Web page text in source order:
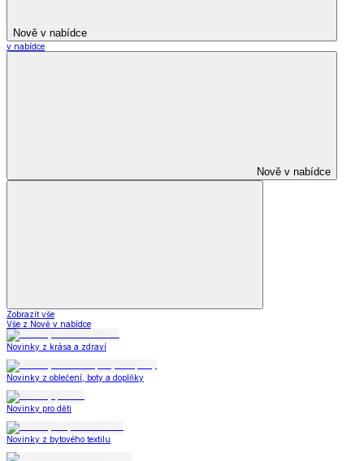
Nově v nabídce
v nabídce
Nově v nabídce
Zobrazit vše
Vše z Nově v nabídce
Novinky z krása a zdraví
Novinky z oblečení, boty a doplňky
Novinky pro děti
Novinky z bytového textilu